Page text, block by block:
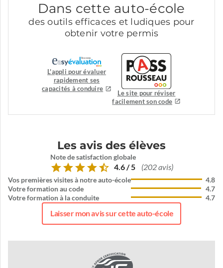
Dans cette auto-école
des outils efficaces et ludiques pour
obtenir votre permis
L'appli pour évaluer
rapidement ses
capacités à conduire
Le site pour réviser
facilement son code
Les avis des élèves
Note de satisfaction globale
4.6 / 5 (202 avis)
Vos premières visites à notre auto-école
Votre formation au code
Votre formation à la conduite
4.8
4.7
4.7
Laisser mon avis sur cette auto-école